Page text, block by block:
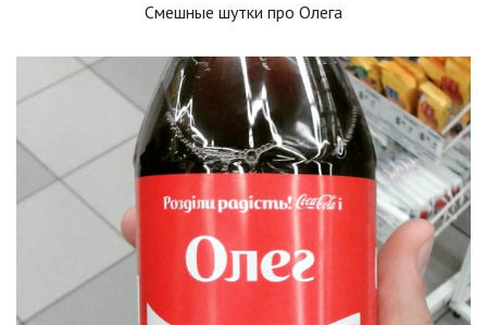
Смешные шутки про Олега